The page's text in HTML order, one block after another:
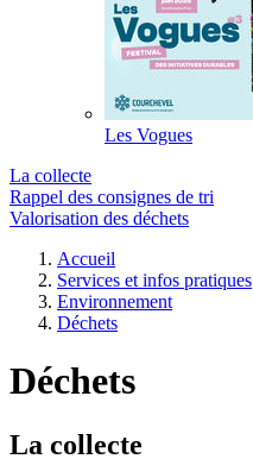
Les Vogues
La collecte
Rappel des consignes de tri
Valorisation des déchets
Accueil
Services et infos pratiques
Environnement
Déchets
Déchets
La collecte